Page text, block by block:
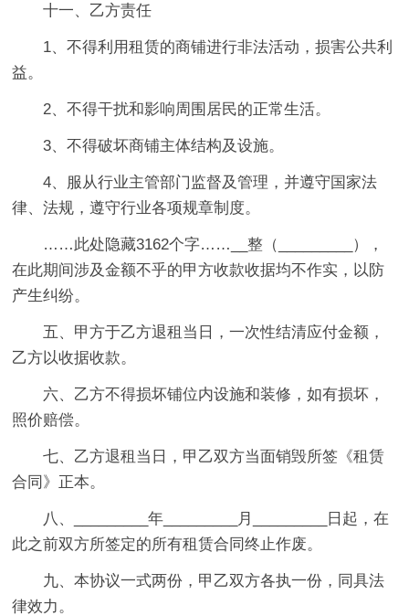
十一、乙方责任
1、不得利用租赁的商铺进行非法活动，损害公共利
益。
2、不得干扰和影响周围居民的正常生活。
3、不得破坏商铺主体结构及设施。
4、服从行业主管部门监督及管理，并遵守国家法
律、法规，遵守行业各项规章制度。
……此处隐藏3162个字……__整（_________），
在此期间涉及金额不乎的甲方收款收据均不作实，以防
产生纠纷。
五、甲方于乙方退租当日，一次性结清应付金额，
乙方以收据收款。
六、乙方不得损坏铺位内设施和装修，如有损坏，
照价赔偿。
七、乙方退租当日，甲乙双方当面销毁所签《租赁
合同》正本。
八、_________年_________月_________日起，在
此之前双方所签定的所有租赁合同终止作废。
九、本协议一式两份，甲乙双方各执一份，同具法
律效力。